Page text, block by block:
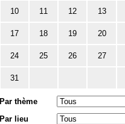
10 11 12 13
17 18 19 20
24 25 26 27
31
Par thème
Par lieu